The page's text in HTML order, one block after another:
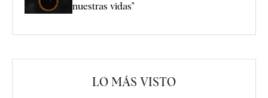
nuestras vidas"
LO MÁS VISTO